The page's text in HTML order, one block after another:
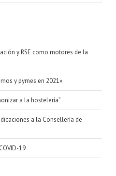
y RSE como motores de la
y pymes en 2021»
a la hostelería”
a la Consellería de
19